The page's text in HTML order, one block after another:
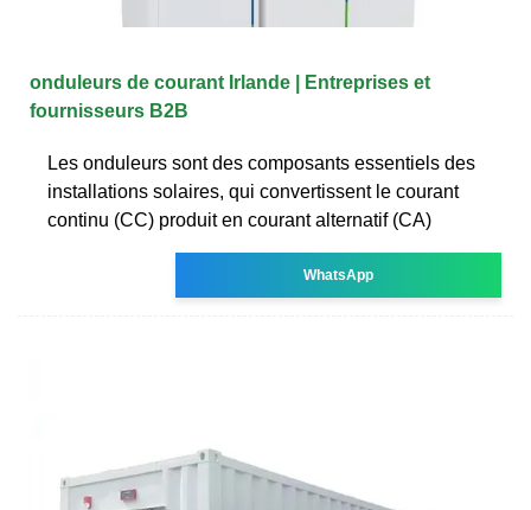
onduleurs de courant Irlande | Entreprises et
fournisseurs B2B
Les onduleurs sont des composants essentiels des
installations solaires, qui convertissent le courant
continu (CC) produit en courant alternatif (CA)
WhatsApp